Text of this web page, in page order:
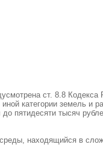
ст. 8.8
категории земель
тысяч
находящийся в